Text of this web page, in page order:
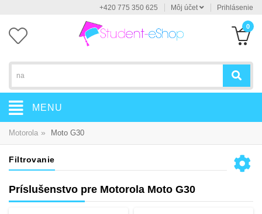
+420 775 350 625 Môj účet Prihlásenie
0
MENU
Motorola » Moto G30
Filtrovanie
Príslušenstvo pre Motorola Moto G30